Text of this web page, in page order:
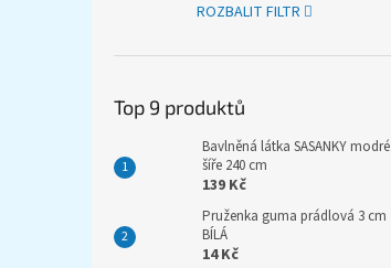
ROZBALIT FILTR
Top 9 produktů
Bavlněná látka SASANKY modré
šíře 240 cm
139 Kč
Pruženka guma prádlová 3 cm
BÍLÁ
14 Kč